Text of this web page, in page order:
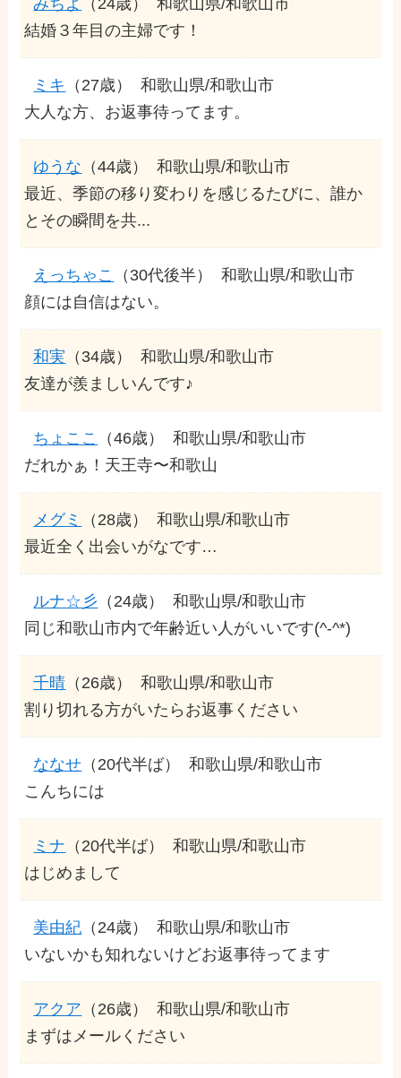
結婚３年目の主婦です！
ミキ （27歳）
和歌山県/和歌山市
大人な方、お返事待ってます。
ゆうな （44歳）
和歌山県/和歌山市
最近、季節の移り変わりを感じるたびに、誰か
とその瞬間を共...
えっちゃこ （30代後半）
和歌山県/和歌山市
顔には自信はない。
和実 （34歳）
和歌山県/和歌山市
友達が羨ましいんです♪
ちょここ （46歳）
和歌山県/和歌山市
だれかぁ！天王寺〜和歌山
メグミ （28歳）
和歌山県/和歌山市
最近全く出会いがなです…
ルナ☆彡 （24歳）
和歌山県/和歌山市
同じ和歌山市内で年齢近い人がいいです(^-^*)
千晴 （26歳）
和歌山県/和歌山市
割り切れる方がいたらお返事ください
ななせ （20代半ば）
和歌山県/和歌山市
こんちには
ミナ （20代半ば）
和歌山県/和歌山市
はじめまして
美由紀 （24歳）
和歌山県/和歌山市
いないかも知れないけどお返事待ってます
アクア （26歳）
和歌山県/和歌山市
まずはメールください